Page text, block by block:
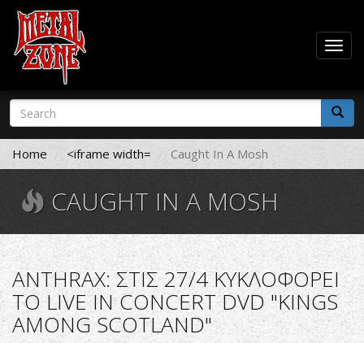
Skip
main
content
Search
form
Search
Home <iframe width= Caught In A Mosh
CAUGHT IN A MOSH
ANTHRAX: ΣΤΙΣ 27/4 ΚΥΚΛΟΦΟΡΕΙ
ΤΟ LIVE IN CONCERT DVD "KINGS
AMONG SCOTLAND"